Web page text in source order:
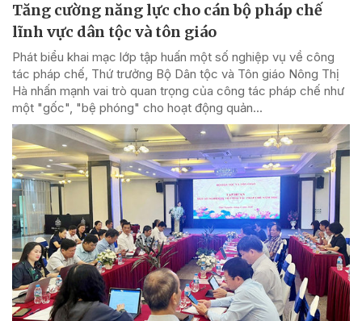
Tăng cường năng lực cho cán bộ pháp chế
lĩnh vực dân tộc và tôn giáo
Phát biểu khai mạc lớp tập huấn một số nghiệp vụ về công
tác pháp chế, Thứ trưởng Bộ Dân tộc và Tôn giáo Nông Thị
Hà nhấn mạnh vai trò quan trọng của công tác pháp chế như
một "gốc", "bệ phóng" cho hoạt động quản...